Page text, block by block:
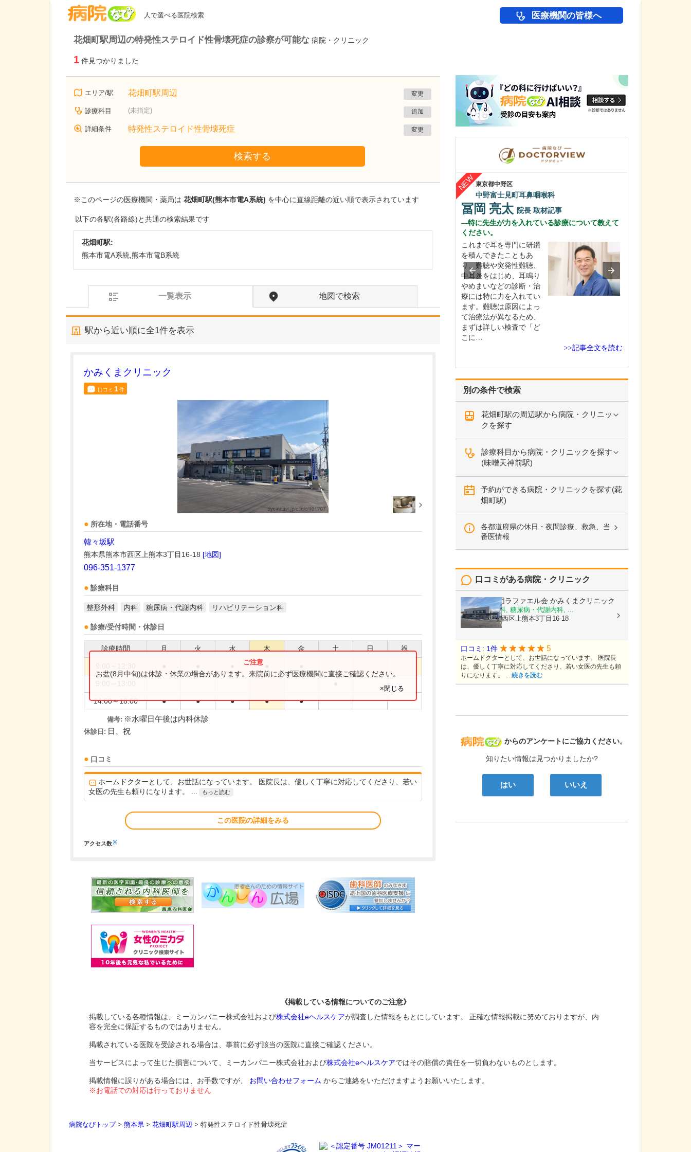
人で選べる医院検索 医療機関の皆様へ
花畑町駅周辺の特発性ステロイド性骨壊死症の診察が可能な 病院・クリニック
1 件見つかりました
エリア/駅 花畑町駅周辺 変更
診療科目 (未指定) 追加
詳細条件 特発性ステロイド性骨壊死症 変更
検索する
※このページの医療機関・薬局は 花畑町駅(熊本市電A系統) を中心に直線距離の近い順で表示されています
以下の各駅(各路線)と共通の検索結果です
花畑町駅:
熊本市電A系統,熊本市電B系統
一覧表示 地図で検索
駅から近い順に全1件を表示
かみくまクリニック
口コミ 1件
所在地・電話番号
韓々坂駅
熊本県熊本市西区上熊本3丁目16-18 [地図]
096-351-1377
診療科目
整形外科 内科 糖尿病・代謝内科 リハビリテーション科
診療/受付時間・休診日
診療時間 月 火 水 木 金 土 日 祝
14:00～18:00 ● ● ● ● ●
お盆(8月中旬)は休診・休業の場合があります。来院前に必ず医療機関に直接ご確認ください。
×閉じる
備考: ※水曜日午後は内科休診
休診日: 日、祝
口コミ
ホームドクターとして、お世話になっています。 医院長は、優しく丁寧に対応してくださり、若い
女医の先生も頼りになります。 ...
もっと読む
この医院の詳細をみる
アクセス数※
別の条件で検索
花畑町駅の周辺駅から病院・クリニッ
クを探す
診療科目から病院・クリニックを探す
(味噌天神前駅)
予約ができる病院・クリニックを探す(花
畑町駅)
各都道府県の休日・夜間診療、救急、当
番医情報
病院なび
からのアンケートにご協力ください。
知りたい情報は見つかりましたか?
はい いいえ
口コミがある病院・クリニック
医療法人社団ラファエル会 かみくまクリニック
整形外科, 内科, 糖尿病・代謝内科, ...
熊本県熊本市西区上熊本3丁目16-18
口コミ: 1件 5
ホームドクターとして、お世話になっています。 医院長
は、優しく丁寧に対応してくださり、若い女医の先生も頼
りになります。 ... 続きを読む
熊本県熊本市南区
たかしお内科ハートクリニック
たのにはどのような理由があったのでしょうか?
ん。しかも、悪化と改善
を繰り返しながら病状は
だんだん悪くなっていき
ます。大学病院で後進の
東京都中野区
中野富士見町耳鼻咽喉科
冨岡 亮太 院長 取材記事
特に先生が力を入れている診療について教えて
ください。
これまで耳を専門に研鑽
を積んできたこともあ
り、難聴や突発性難聴、
中耳炎をはじめ、耳鳴り
やめまいなどの診断・治
療には特に力を入れてい
ます。難聴は原因によっ
て治療法が異なるため、
まずは詳しい検査で「ど
こに…
>>記事全文を読む
《掲載している情報についてのご注意》
掲載している各種情報は、ミーカンパニー株式会社および株式会社eヘルスケアが調査した情報をもとにしています。 正確な情報掲載に努めておりますが、内
容を完全に保証するものではありません。
掲載されている医院を受診される場合は、事前に必ず該当の医院に直接ご確認ください。
当サービスによって生じた損害について、ミーカンパニー株式会社および株式会社eヘルスケアではその賠償の責任を一切負わないものとします。
掲載情報に誤りがある場合には、お手数ですが、 お問い合わせフォーム からご連絡をいただけますようお願いいたします。
※お電話での対応は行っておりません
病院なびトップ> 熊本県 > 花畑町駅周辺 > 特発性ステロイド性骨壊死症